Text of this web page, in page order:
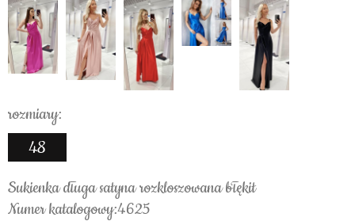
rozmiary:
48
Sukienka długa satyna rozkloszowana błękit
Numer katalogowy:4625